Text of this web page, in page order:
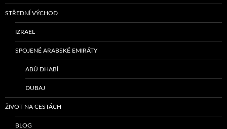
STŘEDNÍ VÝCHOD
IZRAEL
SPOJENÉ ARABSKÉ EMIRÁTY
ABÚ DHABÍ
DUBAJ
ŽIVOT NA CESTÁCH
BLOG